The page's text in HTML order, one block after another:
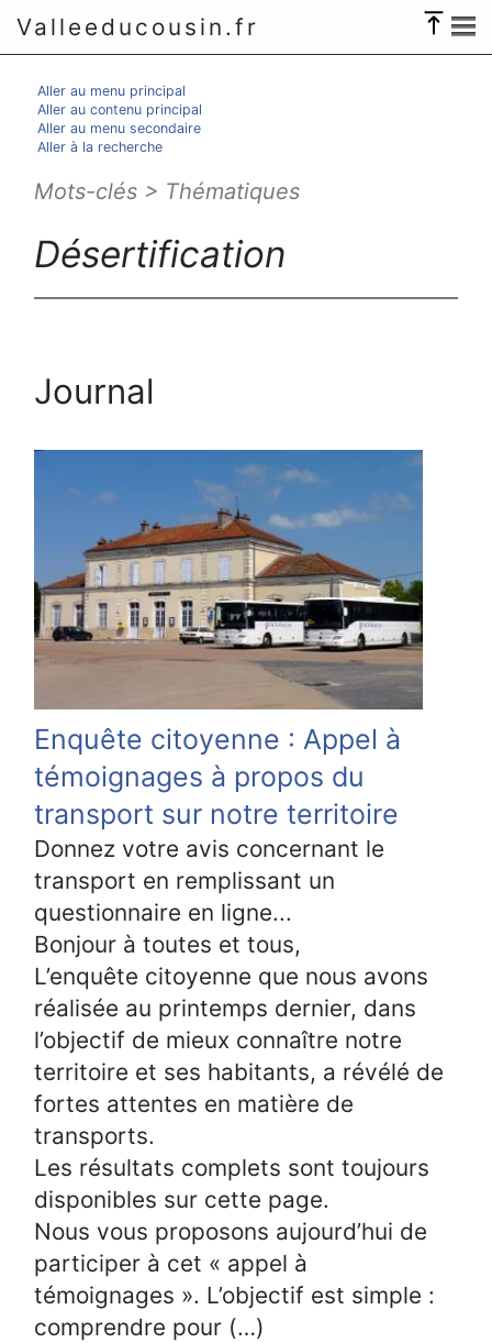
Valleeducousin.fr
Aller au menu principal
Aller au contenu principal
Aller au menu secondaire
Aller à la recherche
Mots-clés > Thématiques
Désertification
Journal
Enquête citoyenne : Appel à
témoignages à propos du
transport sur notre territoire
Donnez votre avis concernant le
transport en remplissant un
questionnaire en ligne...
Bonjour à toutes et tous,
L’enquête citoyenne que nous avons
réalisée au printemps dernier, dans
l’objectif de mieux connaître notre
territoire et ses habitants, a révélé de
fortes attentes en matière de
transports.
Les résultats complets sont toujours
disponibles sur cette page.
Nous vous proposons aujourd’hui de
participer à cet « appel à
témoignages ». L’objectif est simple :
comprendre pour (…)